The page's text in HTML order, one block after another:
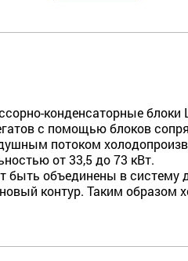
конденсаторные
с помощью блоков
потоком
от 33,5 до 73 кВт.
объединены в систему
контур. Таким образом